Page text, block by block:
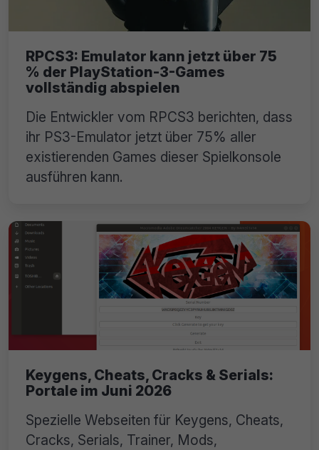
RPCS3: Emulator kann jetzt über 75
% der PlayStation-3-Games
vollständig abspielen
Die Entwickler vom RPCS3 berichten, dass
ihr PS3-Emulator jetzt über 75% aller
existierenden Games dieser Spielkonsole
ausführen kann.
Keygens, Cheats, Cracks & Serials:
Portale im Juni 2026
Spezielle Webseiten für Keygens, Cheats,
Cracks, Serials, Trainer, Mods,